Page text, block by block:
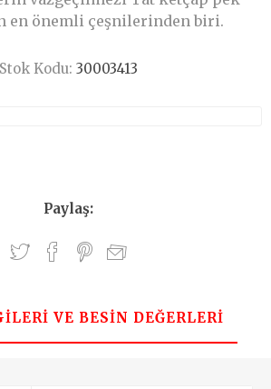
en önemli çeşnilerinden biri.
Stok Kodu: 30003413
Paylaş:
VE BESIN DEĞERLERI